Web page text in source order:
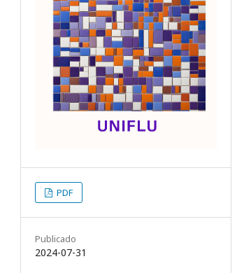
PDF
Publicado
2024-07-31